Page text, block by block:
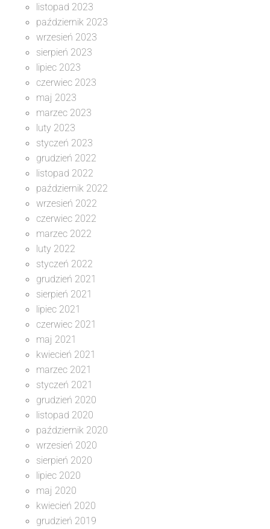
listopad 2023
październik 2023
wrzesień 2023
sierpień 2023
lipiec 2023
czerwiec 2023
maj 2023
marzec 2023
luty 2023
styczeń 2023
grudzień 2022
listopad 2022
październik 2022
wrzesień 2022
czerwiec 2022
marzec 2022
luty 2022
styczeń 2022
grudzień 2021
sierpień 2021
lipiec 2021
czerwiec 2021
maj 2021
kwiecień 2021
marzec 2021
styczeń 2021
grudzień 2020
listopad 2020
październik 2020
wrzesień 2020
sierpień 2020
lipiec 2020
maj 2020
kwiecień 2020
grudzień 2019